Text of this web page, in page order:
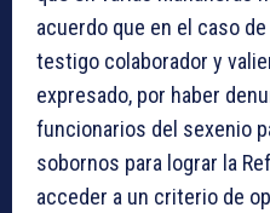
acuerdo que en el caso
testigo colaborador y
expresado, por haber
funcionarios del sexenio
sobornos para lograr la
acceder a un criterio de